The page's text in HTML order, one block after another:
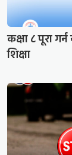
कक्षा ८ पूरा
शिक्षा